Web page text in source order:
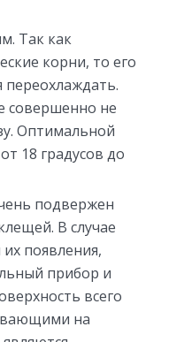
Так как
корни, то его
переохлаждать.
совершенно не
Оптимальной
18 градусов до
подвержен
В случае
появления,
прибор и
всего
на